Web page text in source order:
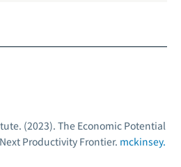
(2023). The Economic Potential
Productivity Frontier. mckinsey.